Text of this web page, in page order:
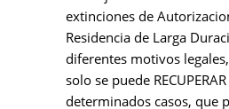
extinciones de
Residencia de Larga
diferentes motivos
solo se puede
determinados casos, que